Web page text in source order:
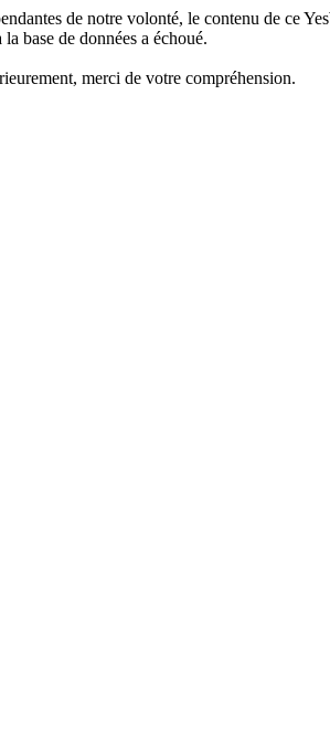
de notre volonté, le contenu de ce
base de données a échoué.
merci de votre compréhension.